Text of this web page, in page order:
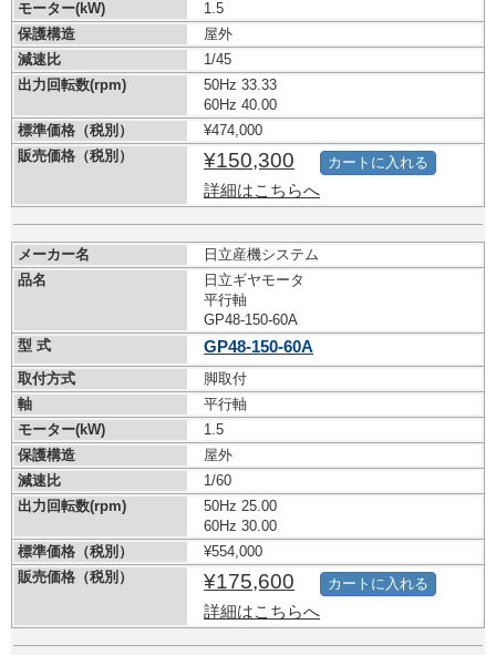
モーター(kW)
1.5
保護構造
屋外
減速比
1/45
出力回転数(rpm)
50Hz 33.33
60Hz 40.00
標準価格（税別）
¥474,000
販売価格（税別）
¥150,300
詳細はこちらへ
カートに入れる
メーカー名
日立産機システム
品名
日立ギヤモータ
平行軸
GP48-150-60A
型 式
GP48-150-60A
取付方式
脚取付
軸
平行軸
モーター(kW)
1.5
保護構造
屋外
減速比
1/60
出力回転数(rpm)
50Hz 25.00
60Hz 30.00
標準価格（税別）
¥554,000
販売価格（税別）
¥175,600
詳細はこちらへ
カートに入れる